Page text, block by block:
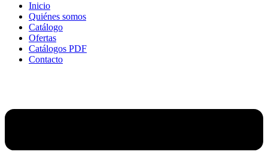
Inicio
Quiénes somos
Catálogo
Ofertas
Catálogos PDF
Contacto